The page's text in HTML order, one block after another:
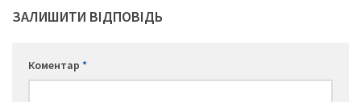
ЗАЛИШИТИ ВІДПОВІДЬ
Коментар *